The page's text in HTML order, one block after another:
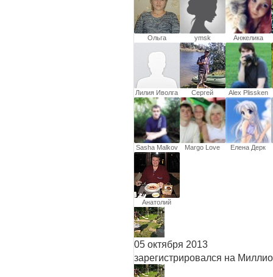
Ольга ymsk
Анжелика
Остапченко
Лилия Иволга
Cергей
Шеховцов
Alex Plissken
Sasha Malkov Margo Love Елена Дерк
Анатолий
Палихов
05 октября 2013
зарегистрировался на